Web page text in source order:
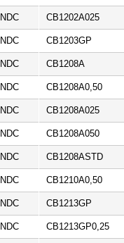
NDC CB1202A025
NDC CB1203GP
NDC CB1208A
NDC CB1208A0,50
NDC CB1208A025
NDC CB1208A050
NDC CB1208ASTD
NDC CB1210A0,50
NDC CB1213GP
NDC CB1213GP0,25